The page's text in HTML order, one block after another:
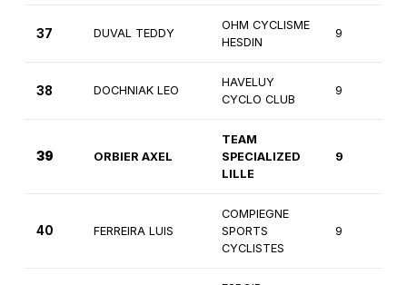
37 DUVAL TEDDY
OHM CYCLISME
HESDIN
9
38 DOCHNIAK LEO
HAVELUY
CYCLO CLUB
9
39 ORBIER AXEL
TEAM
SPECIALIZED
LILLE
9
40 FERREIRA LUIS
COMPIEGNE
SPORTS
CYCLISTES
9